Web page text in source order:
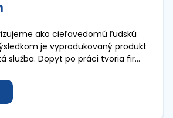
ako cieľavedomú ľudskú
je vyprodukovaný produkt
služba. Dopyt po práci tvoria firmy